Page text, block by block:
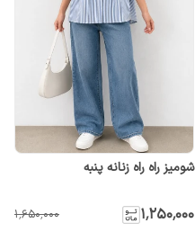
شومیز راه راه زنانه پنبه
۱٬۲۵۰٬۰۰۰ ۱٬۶۵۰٬۰۰۰